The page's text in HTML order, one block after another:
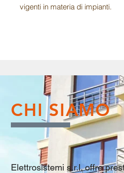
vigenti in materia di impianti.
CHI SIAMO
Elettrosistemi s.r.l. offre